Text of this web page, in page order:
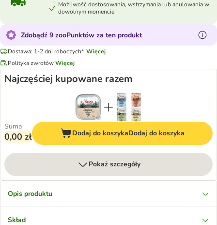
Możliwość dostosowania, wstrzymania lub anulowania w
dowolnym momencie
Zdobądź 9 zooPunktów za ten produkt
Dostawa: 1-2 dni roboczych*. Więcej
Polityka zwrotówWięcej
Najczęściej kupowane razem
Suma
0,00 zł Dodaj do koszykaDodaj do koszyka
Pokaż szczegóły
Opis produktu
Skład